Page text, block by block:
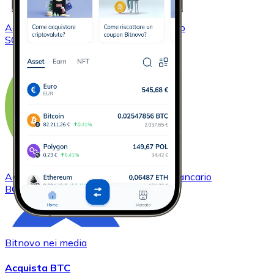
AcquistareSolana
con bonifico bancario
SOL
AcquistareBitcoin Cash
con bonifico bancario
BCH
Bitnovo nei media
Acquista BTC